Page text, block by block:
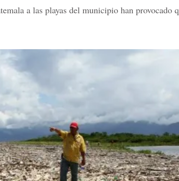
a las playas del municipio han provocado